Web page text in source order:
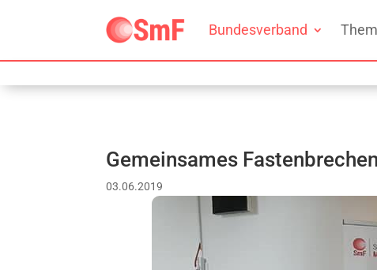
Bundesverband
Gemeinsames Fastenbrechen
03.06.2019